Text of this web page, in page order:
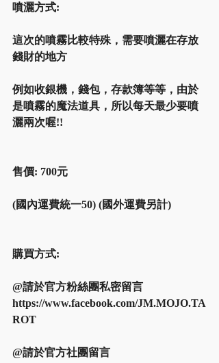
噴灑方式:
這次的噴霧比較特殊，需要噴灑在存放
錢財的地方
例如收銀機，錢包，存款簿等等，由於
是噴霧的魔法道具，所以每天最少要噴
灑兩次喔!!
售價: 700元
(國內運費統一50) (國外運費另計)
購買方式:
@請於官方粉絲團私密留言
https://www.facebook.com/JM.MOJO.TA
ROT
@請於官方社團留言